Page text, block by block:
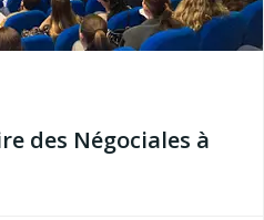
des Négociales à